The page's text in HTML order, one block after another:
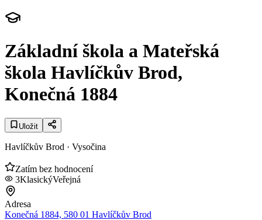
Základní škola a Mateřská
škola Havlíčkův Brod,
Konečná 1884
Uložit
Havlíčkův Brod · Vysočina
Zatím bez hodnocení
3KlasickýVeřejná
Adresa
Konečná 1884, 580 01 Havlíčkův Brod